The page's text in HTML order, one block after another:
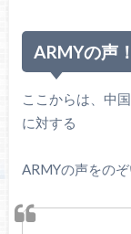
ARMYの声！
ここからは、中
に対する
ARMYの声をの